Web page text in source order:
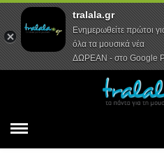
Αρχική
tralala.gr
Ενημερωθείτε πρώτοι
όλα τα μουσικά νέα
ΔΩΡΕΑΝ - στο Google